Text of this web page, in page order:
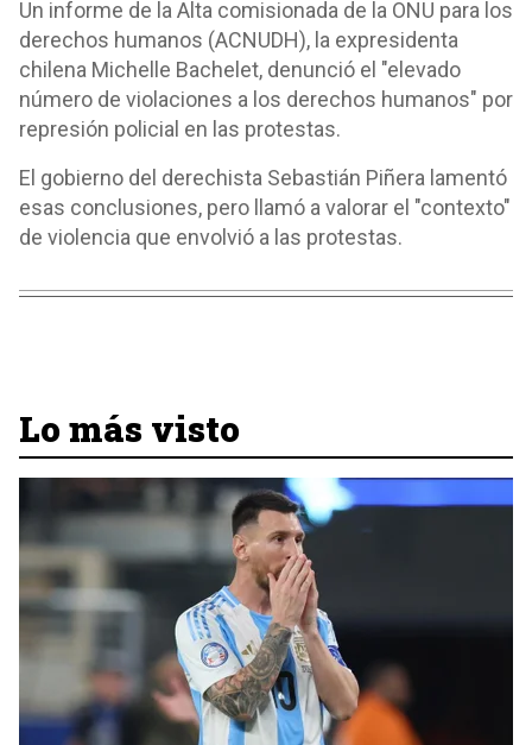
Un informe de la Alta comisionada de la ONU para los
derechos humanos (ACNUDH), la expresidenta
chilena Michelle Bachelet, denunció el "elevado
número de violaciones a los derechos humanos" por
represión policial en las protestas.
El gobierno del derechista Sebastián Piñera lamentó
esas conclusiones, pero llamó a valorar el "contexto"
de violencia que envolvió a las protestas.
Lo más visto